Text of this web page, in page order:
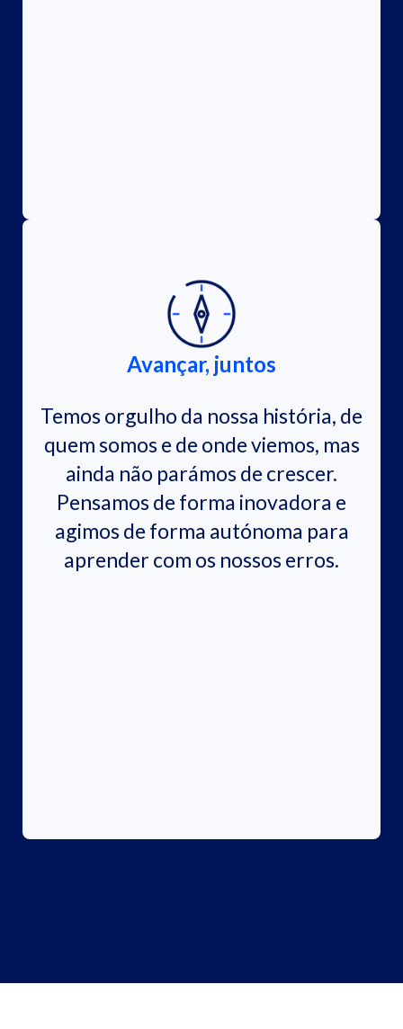
Avançar, juntos
Temos orgulho da nossa história, de
quem somos e de onde viemos, mas
ainda não parámos de crescer.
Pensamos de forma inovadora e
agimos de forma autónoma para
aprender com os nossos erros.